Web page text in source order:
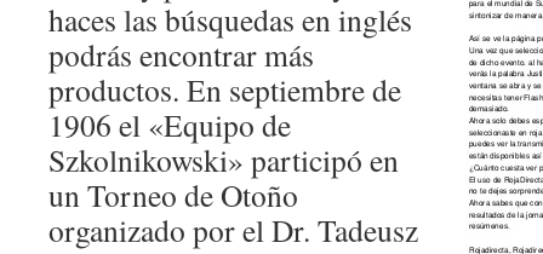
haces las búsquedas en inglés
podrás encontrar más
productos. En septiembre de
1906 el «Equipo de
Szkolnikowski» participó en
un Torneo de Otoño
organizado por el Dr. Tadeusz